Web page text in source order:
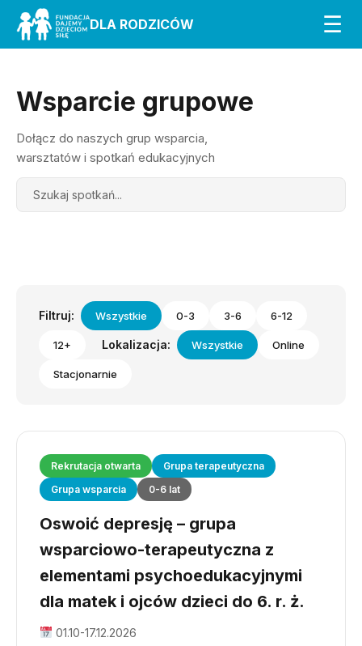
DLA RODZICÓW ☰
Wsparcie grupowe
Dołącz do naszych grup wsparcia,
warsztatów i spotkań edukacyjnych
Search
Filtruj: Wszystkie 0-3 3-6 6-12
12+ Lokalizacja: Wszystkie Online
Stacjonarnie
Rekrutacja otwarta
Grupa terapeutyczna
Grupa wsparcia
0-6 lat
Oswoić depresję – grupa
wsparciowo-terapeutyczna z
elementami psychoedukacyjnymi
dla matek i ojców dzieci do 6. r. ż.
01.10-17.12.2026